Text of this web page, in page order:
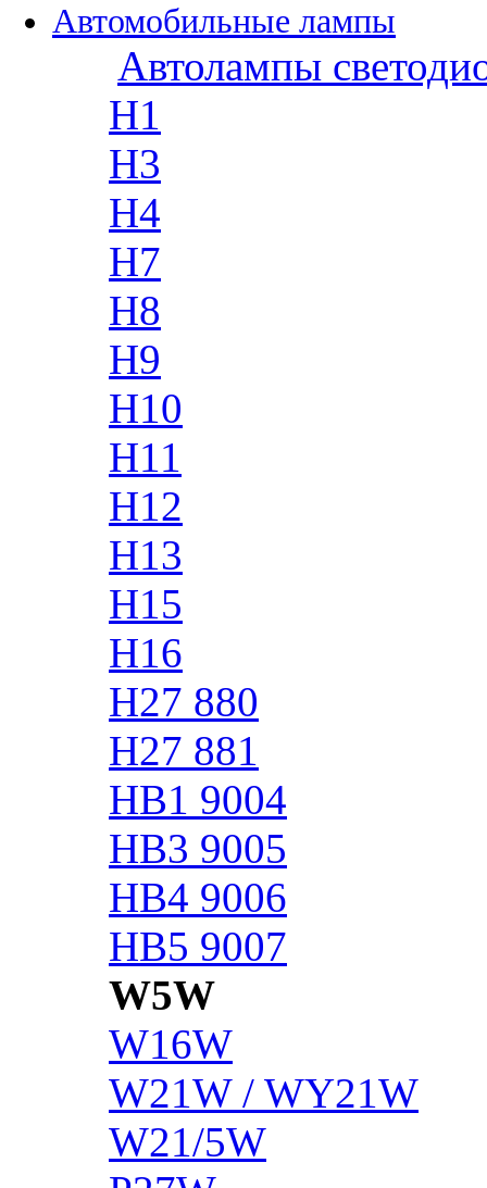
Автомобильные лампы
Автолампы
H1
H3
H4
H7
H8
H9
H10
H11
H12
H13
H15
H16
H27 880
H27 881
HB1 9004
HB3 9005
HB4 9006
HB5 9007
W5W
W16W
W21W / WY21W
W21/5W